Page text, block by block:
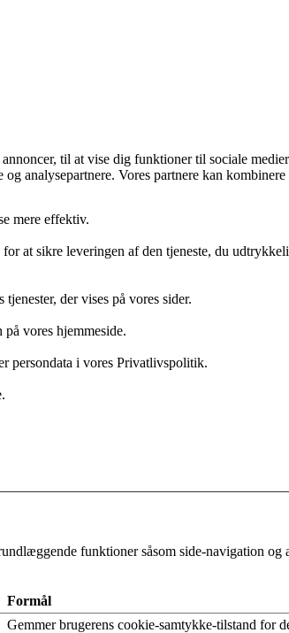
til at vise dig funktioner til sociale
analysepartnere. Vores partnere kan
mere effektiv.
at sikre leveringen af den tjeneste, du
der vises på vores sider.
vores hjemmeside.
persondata i vores Privatlivspolitik.
funktioner såsom side-navigation
Formål
Gemmer brugerens cookie-samtykke-tilstand for